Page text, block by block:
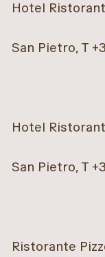
Hotel
San Pietro, T
Hotel
San Pietro, T
Ristorante